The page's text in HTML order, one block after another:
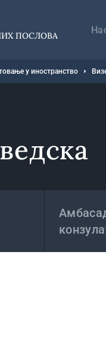
ПОСЛОВА
у иностранство